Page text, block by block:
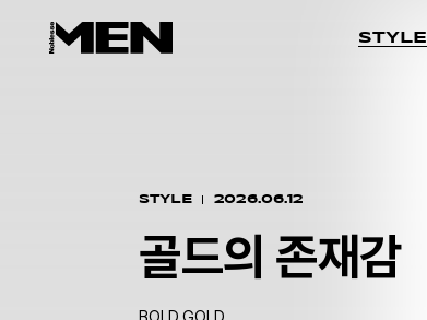
STYLE
STYLE 2026.06.12
골드의 존재감
BOLD GOLD